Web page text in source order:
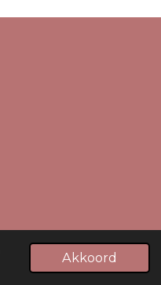
Akkoord